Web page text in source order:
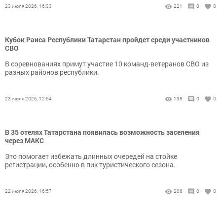
23 июля 2026, 16:33 221 0 0
Кубок Раиса Республики Татарстан пройдет среди участников
СВО
В соревнованиях примут участие 10 команд-ветеранов СВО из
разных районов республики.
23 июля 2026, 12:54 198 0 0
В 35 отелях Татарстана появилась возможность заселения
через МАКС
Это помогает избежать длинных очередей на стойке
регистрации, особенно в пик туристического сезона.
22 июля 2026, 16:57 206 0 0